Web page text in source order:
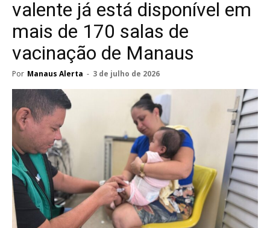
valente já está disponível em
mais de 170 salas de
vacinação de Manaus
Por Manaus Alerta - 3 de julho de 2026